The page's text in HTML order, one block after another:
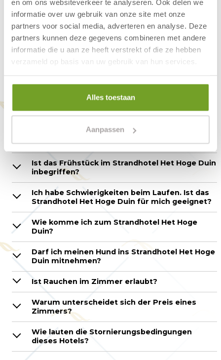
en om ons websiteverkeer te analyseren. Ook delen we
informatie over uw gebruik van onze site met onze
partners voor social media, adverteren en analyse. Deze
partners kunnen deze gegevens combineren met andere
informatie die u aan ze heeft verstrekt of die ze hebben
verzameld op basis van uw gebruik van hun services.
Alles toestaan
Aanpassen
Fragen zum
Hotelzimmer -
Strandhotel Het Hoge
Wie kann ich reservieren?
Wie sind die Check-in- und Check-out-Zeiten
von Strandhotel Het Hoge Duin?
Ist das Frühstück im Strandhotel Het Hoge Duin
inbegriffen?
Ich habe Schwierigkeiten beim Laufen. Ist das
Strandhotel Het Hoge Duin für mich geeignet?
Wie komme ich zum Strandhotel Het Hoge
Duin?
Darf ich meinen Hund ins Strandhotel Het Hoge
Duin mitnehmen?
Ist Rauchen im Zimmer erlaubt?
Warum unterscheidet sich der Preis eines
Zimmers?
Wie lauten die Stornierungsbedingungen
dieses Hotels?